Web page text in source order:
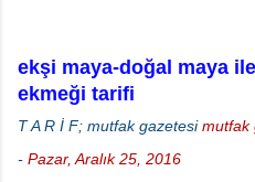
ekşi maya-doğal maya
ekmeği tarifi
T A R İ F; mutfak gazetesi mutfak
- Pazar, Aralık 25, 2016